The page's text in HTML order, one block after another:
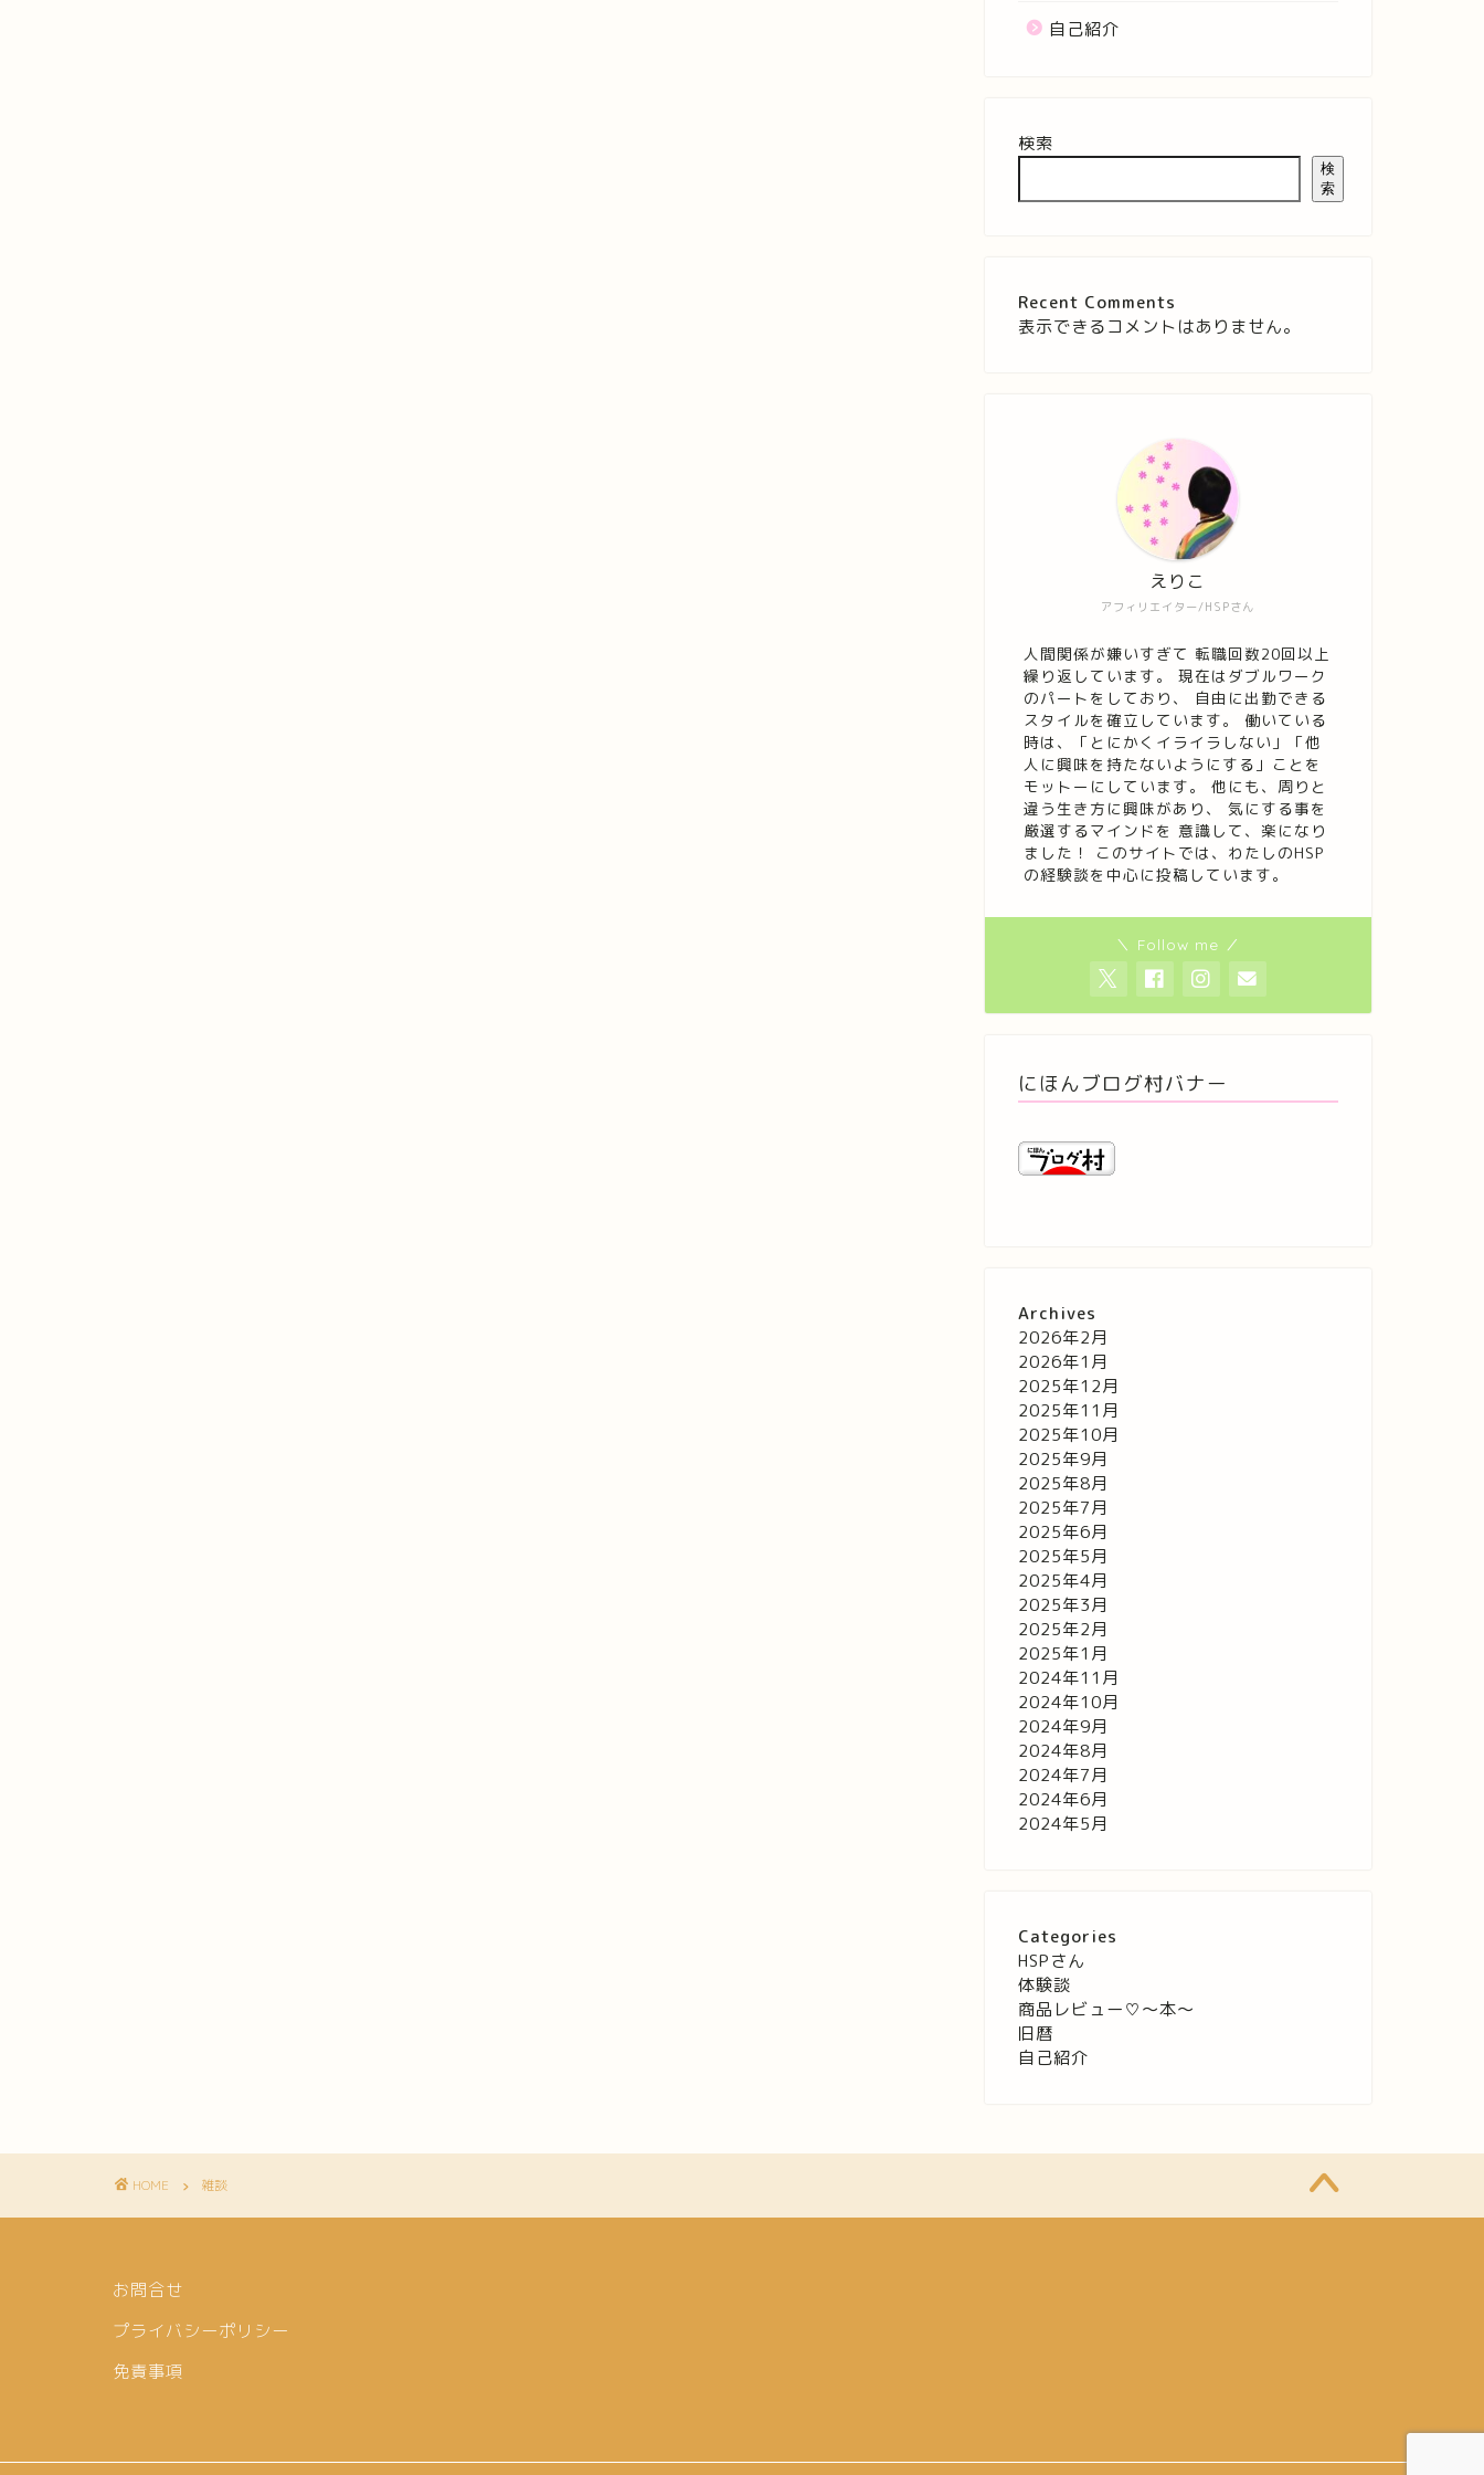
自己紹介
検索
検
索
Recent Comments
表示できるコメントはありません。
アフィリエイター/HSPさん
えりこ
人間関係が嫌いすぎて 転職回数20回以上
繰り返しています。 現在はダブルワーク
のパートをしており、 自由に出勤できる
スタイルを確立しています。 働いている
時は、「とにかくイライラしない」「他
人に興味を持たないようにする」ことを
モットーにしています。 他にも、周りと
違う生き方に興味があり、 気にする事を
厳選するマインドを 意識して、楽になり
ました！ このサイトでは、わたしのHSP
の経験談を中心に投稿しています。
＼ Follow me ／
にほんブログ村バナー
Archives
2026年2月
2026年1月
2025年12月
2025年11月
2025年10月
2025年9月
2025年8月
2025年7月
2025年6月
2025年5月
2025年4月
2025年3月
2025年2月
2025年1月
2024年11月
2024年10月
2024年9月
2024年8月
2024年7月
2024年6月
2024年5月
Categories
HSPさん
体験談
商品レビュー♡〜本〜
旧暦
自己紹介
HOME 雑談
お問合せ
プライバシーポリシー
免責事項